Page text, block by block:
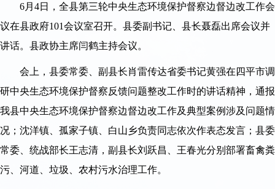
6月4日，全县第三轮中央生态环境保护督察边督边改工作会
议在县政府101会议室召开。县委副书记、县长聂磊出席会议并
讲话。县政协主席闫鹤主持会议。
会上，县委常委、副县长肖雷传达省委书记黄强在四平市调
研中央生态环境保护督察反馈问题整改工作时的讲话精神，通报
我县中央生态环境保护督察边督边改工作及典型案例涉及问题情
况；沈洋镇、孤家子镇、白山乡负责同志依次作表态发言；县委
常委、统战部长王志清，副县长刘跃昌、王春光分别部署畜禽粪
污、河道、垃圾、农村污水治理工作。